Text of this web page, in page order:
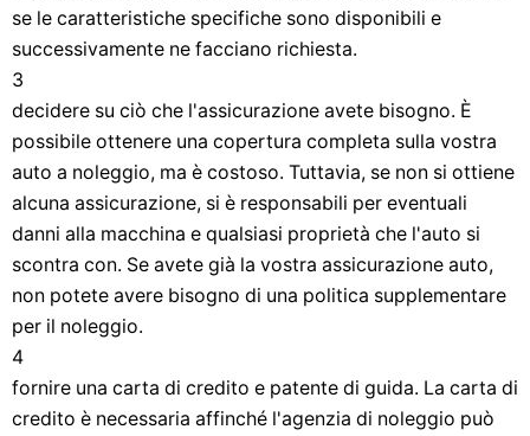
se le caratteristiche specifiche sono disponibili e
successivamente ne facciano richiesta.
3
decidere su ciò che l'assicurazione avete bisogno. È
possibile ottenere una copertura completa sulla vostra
auto a noleggio, ma è costoso. Tuttavia, se non si ottiene
alcuna assicurazione, si è responsabili per eventuali
danni alla macchina e qualsiasi proprietà che l'auto si
scontra con. Se avete già la vostra assicurazione auto,
non potete avere bisogno di una politica supplementare
per il noleggio.
4
fornire una carta di credito e patente di guida. La carta di
credito è necessaria affinché l'agenzia di noleggio può